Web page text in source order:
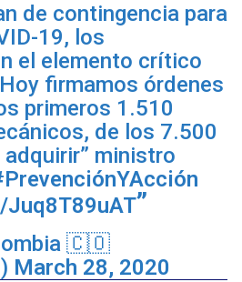
de contingencia para
19, los
el elemento crítico
firmamos órdenes
primeros 1.510
de los 7.500
ministro
🇨🇴
March 28, 2020